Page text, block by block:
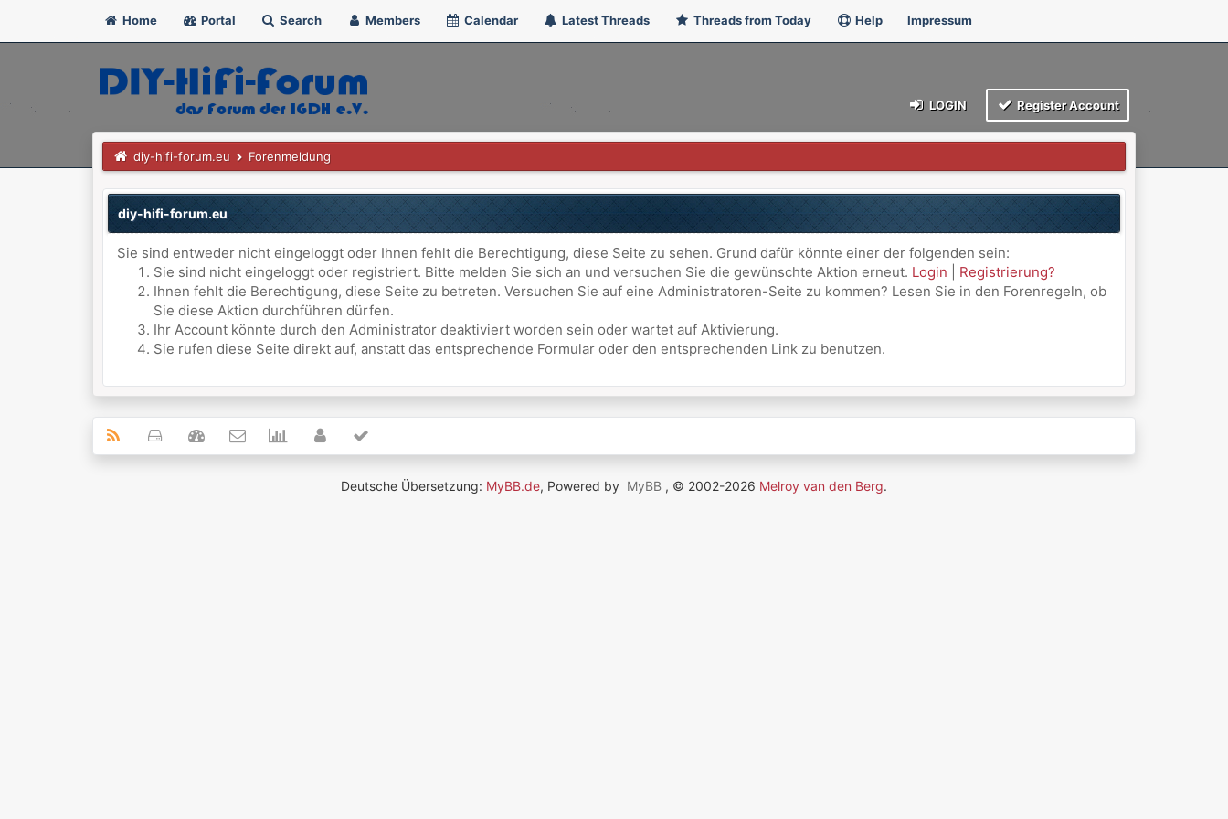
Home Portal Search Members Calendar Latest Threads Threads from Today Help Impressum
LOGIN Register Account
diy-hifi-forum.eu Forenmeldung
diy-hifi-forum.eu
Sie sind entweder nicht eingeloggt oder Ihnen fehlt die Berechtigung, diese Seite zu sehen. Grund dafür könnte einer der folgenden sein:
Sie sind nicht eingeloggt oder registriert. Bitte melden Sie sich an und versuchen Sie die gewünschte Aktion erneut. Login
Registrierung?
Ihnen fehlt die Berechtigung, diese Seite zu betreten. Versuchen Sie auf eine Administratoren-Seite zu kommen? Lesen Sie in den Forenregeln, ob
Sie diese Aktion durchführen dürfen.
Ihr Account könnte durch den Administrator deaktiviert worden sein oder wartet auf Aktivierung.
Sie rufen diese Seite direkt auf, anstatt das entsprechende Formular oder den entsprechenden Link zu benutzen.
Deutsche Übersetzung: MyBB.de, Powered by MyBB , © 2002-2026 Melroy van den Berg.